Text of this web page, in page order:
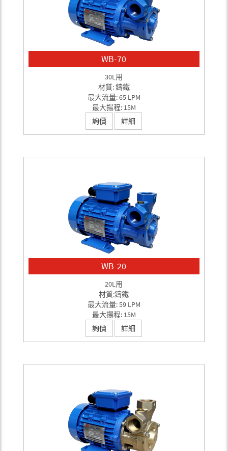
WB-70
30L用
材質: 鑄鐵
最大流量: 65 LPM
最大揚程: 15M
詢價
詳細
WB-20
20L用
材質:鑄鐵
最大流量: 59 LPM
最大揚程: 15M
詢價
詳細